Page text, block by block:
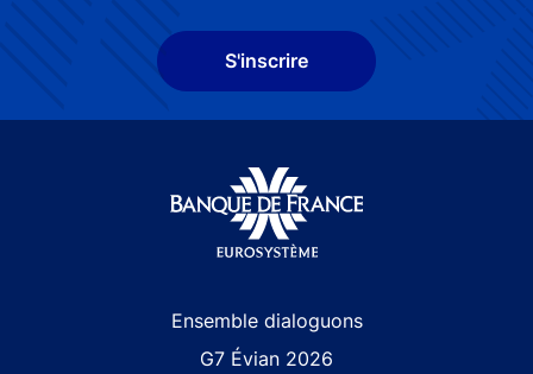
S'inscrire
Ensemble dialoguons
G7 Évian 2026